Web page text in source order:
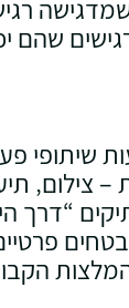
שהם
“דרך